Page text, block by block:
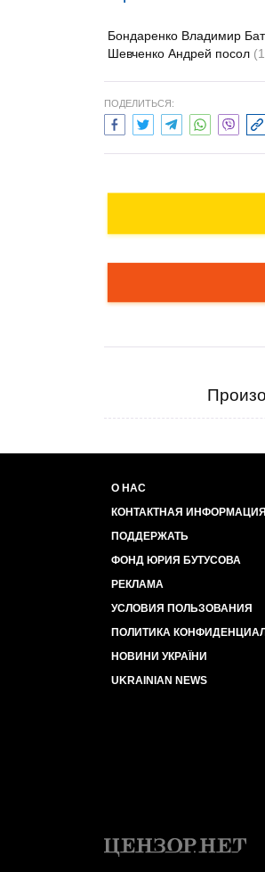
Бондаренко Владимир
Шевченко Андрей посол
ПОДЕЛИТЬСЯ:
О НАС
КОНТАКТНАЯ ИНФОРМАЦИЯ
ПОДДЕРЖАТЬ
ФОНД ЮРИЯ БУТУСОВА
РЕКЛАМА
УСЛОВИЯ ПОЛЬЗОВАНИЯ
ПОЛИТИКА
НОВИНИ УКРАЇНИ
UKRAINIAN NEWS